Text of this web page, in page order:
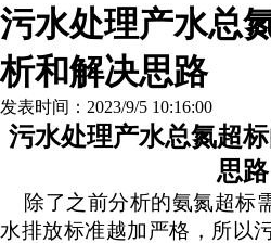
污水处理产水总
析和解决思路
发表时间：2023/9/5 10:16:00
污水处理产水总氮超
思路
除了之前分析的氨氮超标
水排放标准越加严格，所以